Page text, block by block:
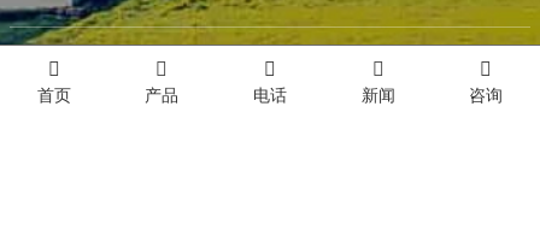
主营区域:
河南 海南
友情链接:
高分子聚乙烯板 海南农业灌溉 蛋黄酥代工 布袋除尘器厂家
首页 产品 电话 新闻 咨询